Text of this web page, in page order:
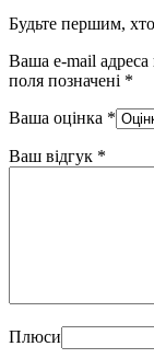
Будьте першим,
Ваша e-mail
поля позначені *
Ваша оцінка *
Ваш відгук *
Плюси